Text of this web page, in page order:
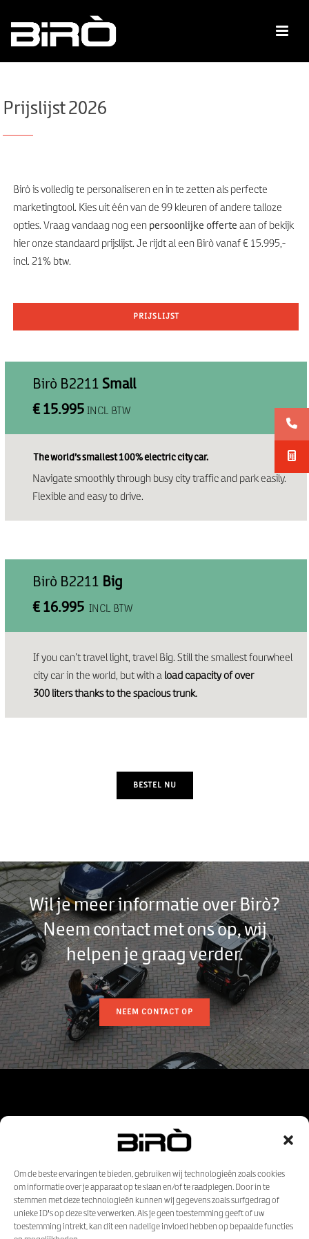
Om de beste ervaringen te bieden, gebruiken wij technologieën zoals cookies
om informatie over je apparaat op te slaan en/of te raadplegen. Door in te
stemmen met deze technologieën kunnen wij gegevens zoals surfgedrag of
unieke ID's op deze site verwerken. Als je geen toestemming geeft of uw
toestemming intrekt, kan dit een nadelige invloed hebben op bepaalde functies
Prijslijst 2026
Birò is volledig te personaliseren en in te zetten als perfecte
marketingtool. Kies uit één van de 99 kleuren of andere talloze
opties. Vraag vandaag nog een persoonlijke offerte aan of bekijk
hier onze standaard prijslijst. Je rijdt al een Birò vanaf € 15.995,-
incl. 21% btw.
PRIJSLIJST
Birò B2211Small
€ 15.995INCL BTW
The world’s smallest 100% electric city car.
Navigate smoothly through busy city traffic and park easily.
Flexible and easy to drive.
Birò B2211 Big
€ 16.995 INCL BTW
If you can’t travel light, travel Big. Still the smallest fourwheel
city car in the world, but with a load capacity of over
300 liters thanks to the spacious trunk.
BESTEL NU
Wil je meer informatie over Birò?
Neem contact met ons op, wij
helpen je graag verder.
NEEM CONTACT OP